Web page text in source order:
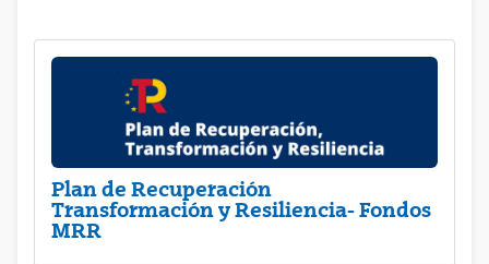
Plan de Recuperación
Transformación y Resiliencia- Fondos
MRR